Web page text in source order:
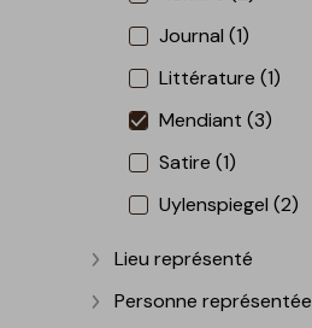
Journal (1)
Littérature (1)
Mendiant (3)
Satire (1)
Uylenspiegel (2)
Afficher plus
Lieu représenté
Afficher plus
Personne représentée